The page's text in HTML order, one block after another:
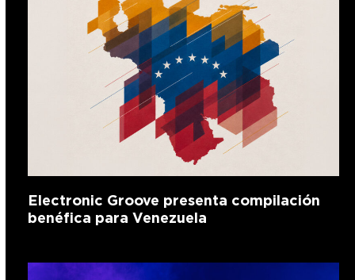
Electronic Groove presenta compilación
benéfica para Venezuela